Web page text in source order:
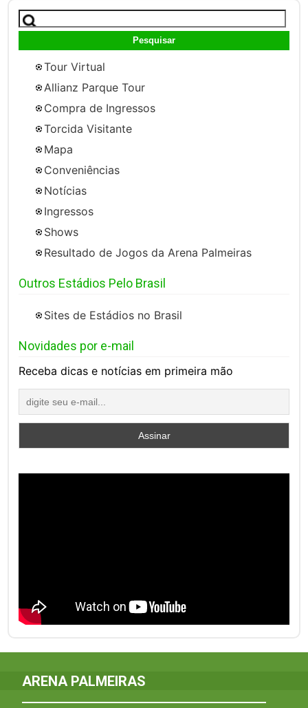
Pesquisar
por:
Tour Virtual
Allianz Parque Tour
Compra de Ingressos
Torcida Visitante
Mapa
Conveniências
Notícias
Ingressos
Shows
Resultado de Jogos da Arena Palmeiras
Outros Estádios Pelo Brasil
Sites de Estádios no Brasil
Novidades por e-mail
Receba dicas e notícias em primeira mão
ARENA PALMEIRAS